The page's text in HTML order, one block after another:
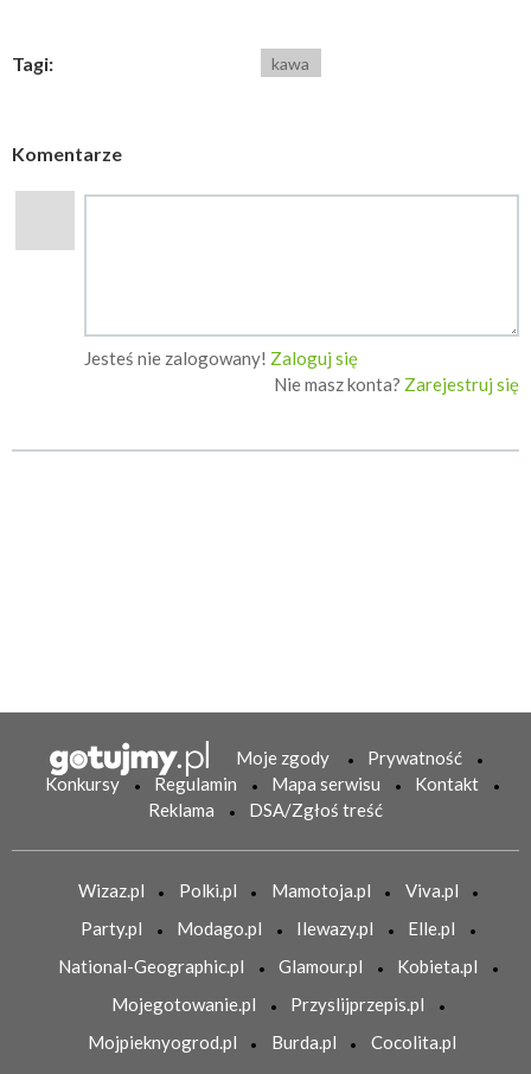
Tagi: kawa
Komentarze
Jesteś nie zalogowany! Zaloguj się
Nie masz konta? Zarejestruj się
Moje zgody
Prywatność
Konkursy
Regulamin Mapa serwisu
Kontakt
Reklama
DSA/Zgłoś treść
Wizaz.pl Polki.pl Mamotoja.pl
Viva.pl
Party.pl
Modago.pl Ilewazy.pl
Elle.pl
National-Geographic.pl
Glamour.pl
Kobieta.pl
Mojegotowanie.pl
Przyslijprzepis.pl
Mojpieknyogrod.pl
Burda.pl Cocolita.pl